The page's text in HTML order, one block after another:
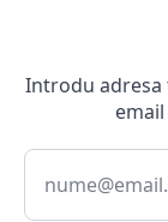
Introdu adresa